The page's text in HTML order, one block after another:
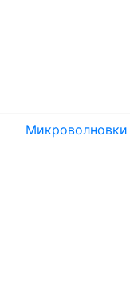
Микроволновки